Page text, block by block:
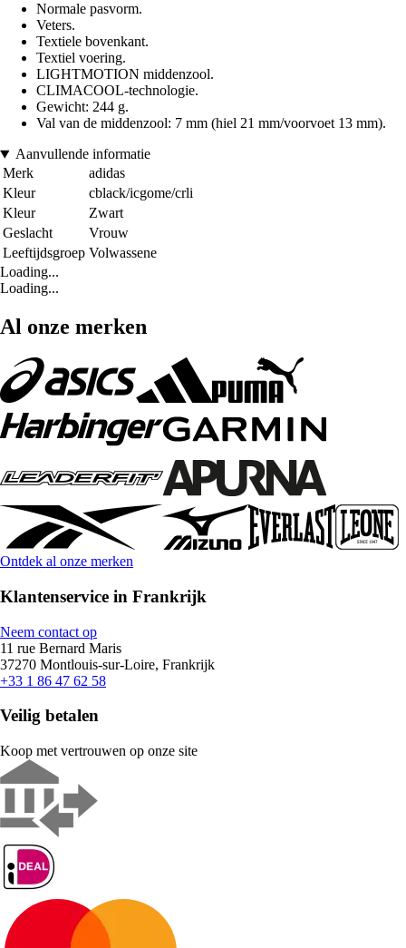
Normale pasvorm.
Veters.
Textiele bovenkant.
Textiel voering.
LIGHTMOTION middenzool.
CLIMACOOL-technologie.
Gewicht: 244 g.
Val van de middenzool: 7 mm (hiel 21 mm/voorvoet 13 mm).
Aanvullende informatie
Merk
adidas
Kleur
cblack/icgome/crli
Kleur
Zwart
Geslacht
Vrouw
Leeftijdsgroep Volwassene
Loading...
Loading...
Al onze merken
Ontdek al onze merken
Klantenservice in Frankrijk
Neem contact op
11 rue Bernard Maris
37270 Montlouis-sur-Loire, Frankrijk
+33 1 86 47 62 58
Veilig betalen
Koop met vertrouwen op onze site